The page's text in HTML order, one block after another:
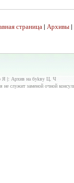
страница| Архивы|
Я |: Архив нa бykвy Ц, Ч
не служит заменой очной